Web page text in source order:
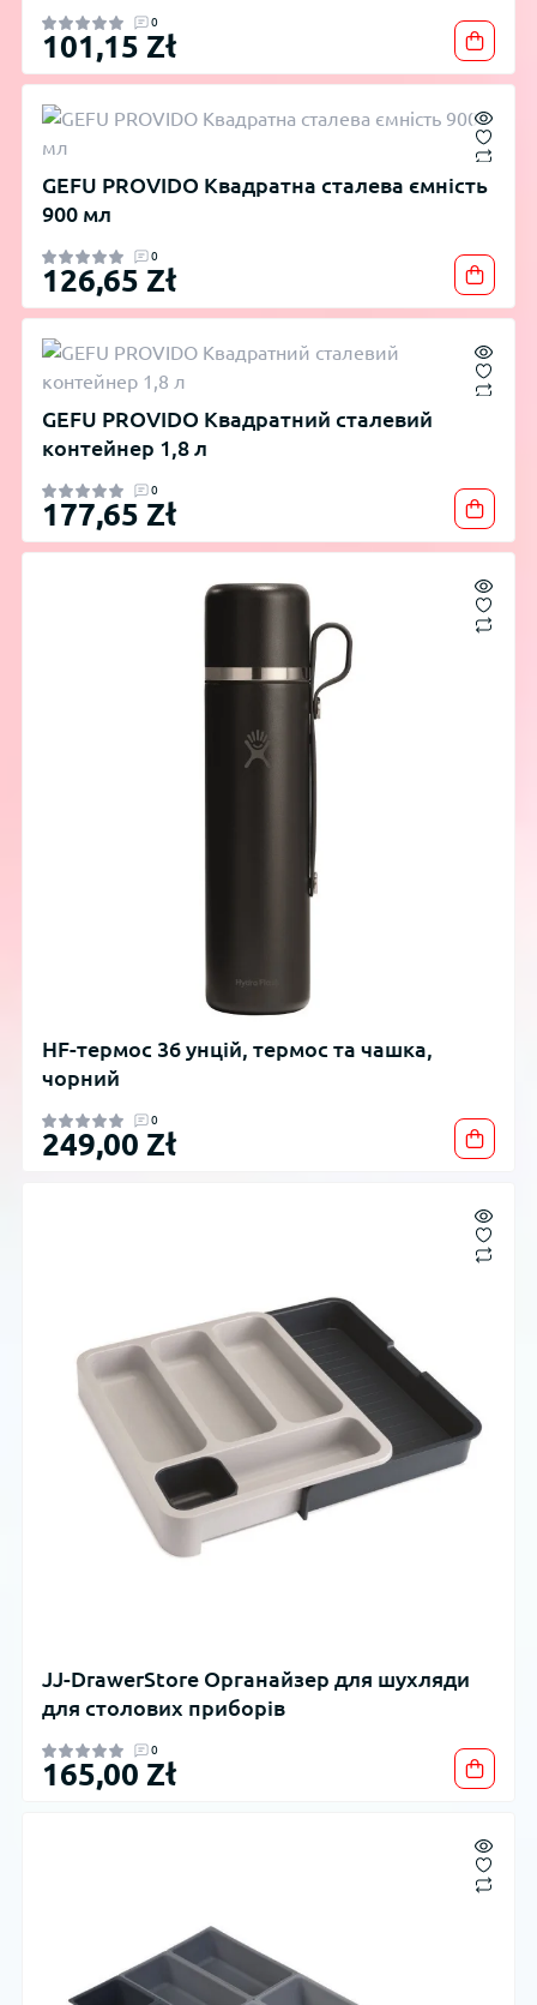
0
101,15 Zł
GEFU PROVIDO Квадратна сталева ємність
900 мл
0
126,65 Zł
GEFU PROVIDO Квадратний сталевий
контейнер 1,8 л
0
177,65 Zł
HF-термос 36 унцій, термос та чашка,
чорний
0
249,00 Zł
JJ-DrawerStore Органайзер для шухляди
для столових приборів
0
165,00 Zł